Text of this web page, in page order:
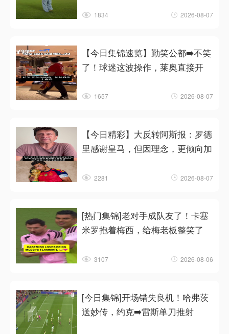
1834 2026-08-07
【今日集锦速览】勤笑公都➡️不笑
了！球迷这波操作，莱奥直接开
1657 2026-08-07
【今日精彩】大反转阿斯报：罗德
里感谢皇马，但因理念，更倾向加
2281 2026-08-07
[热门集锦]老对手成队友了！卡塞
米罗抱着梅西，给梅老板整笑了
3107 2026-08-06
[今日集锦]开场错失良机！哈弗茨
送妙传，约克➡️雷斯单刀推射